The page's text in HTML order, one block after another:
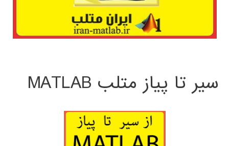
سیر تا پیاز متلب MATLAB